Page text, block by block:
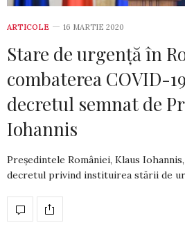
ARTICOLE 16 MARTIE 2020
Stare de urgență în
combaterea COVID-
decretul semnat de
Iohannis
Președintele României, Klaus
decretul privind instituirea stării de